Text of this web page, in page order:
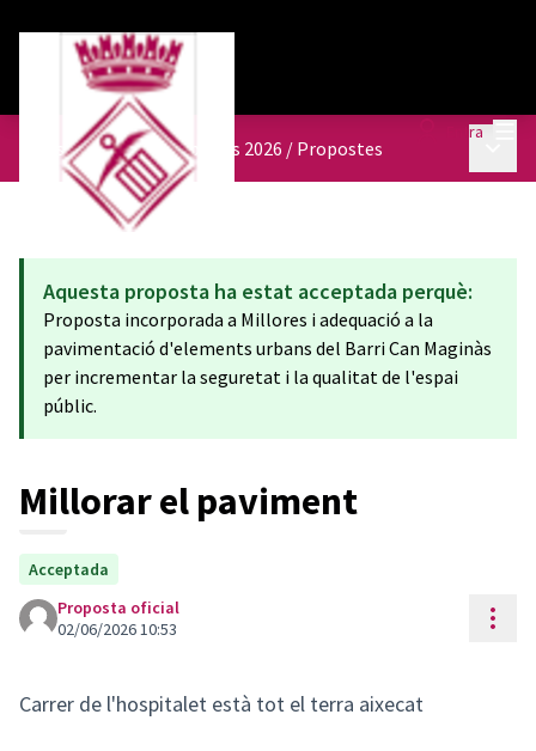
Entra
Pressupostos participatius 2026 / Propostes
Aquesta proposta ha estat acceptada perquè:
Proposta incorporada a Millores i adequació a la
pavimentació d'elements urbans del Barri Can Maginàs
per incrementar la seguretat i la qualitat de l'espai
públic.
Millorar el paviment
Acceptada
Proposta oficial
02/06/2026 10:53
Carrer de l'hospitalet està tot el terra aixecat